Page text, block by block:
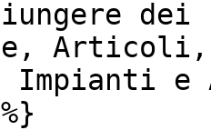
Impianti